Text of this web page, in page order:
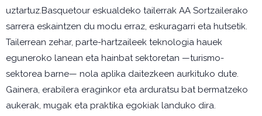
uztartuz.Basquetour eskualdeko tailerrak AA Sortzailerako
sarrera eskaintzen du modu erraz, eskuragarri eta hutsetik.
Tailerrean zehar, parte-hartzaileek teknologia hauek
eguneroko lanean eta hainbat sektoretan —turismo-
sektorea barne— nola aplika daitezkeen aurkituko dute.
Gainera, erabilera eraginkor eta arduratsu bat bermatzeko
aukerak, mugak eta praktika egokiak landuko dira.